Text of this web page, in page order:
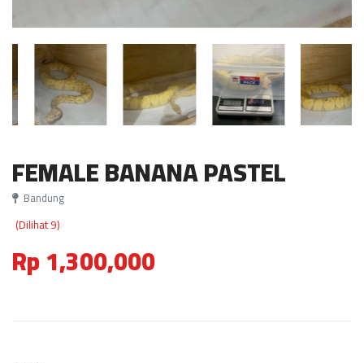
FEMALE BANANA PASTEL
Bandung
(Dilihat 9)
Rp 1,300,000